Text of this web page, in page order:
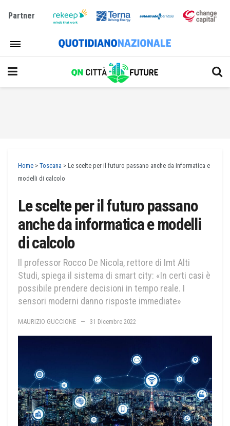
Partner
Home > Toscana > Le scelte per il futuro passano anche da informatica e
modelli di calcolo
Le scelte per il futuro passano
anche da informatica e modelli
di calcolo
Il professor Rocco De Nicola, rettore di Imt Alti
Studi, spiega il sistema di smart city: «In certi casi è
possibile prendere decisioni in tempo reale. I
sensori moderni danno risposte immediate»
MAURIZIO GUCCIONE 31 Dicembre 2022